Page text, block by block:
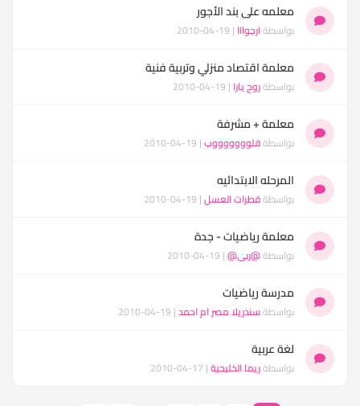
معلمه على بند الأجور
بواسطةارجوااا | 19-04-2010
معلمة اقتصاد منزلي وتربية فنية
بواسطةروح يارا | 19-04-2010
معلمة + مشرفة
بواسطةقلوووووووب| 19-04-2010
المرحله الابتدائيه
بواسطةقطرات العسل| 19-04-2010
معلمة رياضيات - جدة
بواسطة@ربى@| 19-04-2010
مدرسة رياضيات
بواسطةسندريلا مصر ام احمد| 19-04-2010
لغة عربية
بواسطةريما الخليجية| 17-04-2010